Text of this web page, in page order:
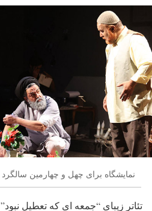
نمایشگاه برای چهل و چهارمین سالگرد
تئاتر زیبای “جمعه ای که تعطیل